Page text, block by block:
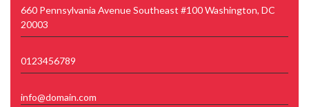
660 Pennsylvania Avenue Southeast #100 Washington, DC
20003
0123456789
info@domain.com